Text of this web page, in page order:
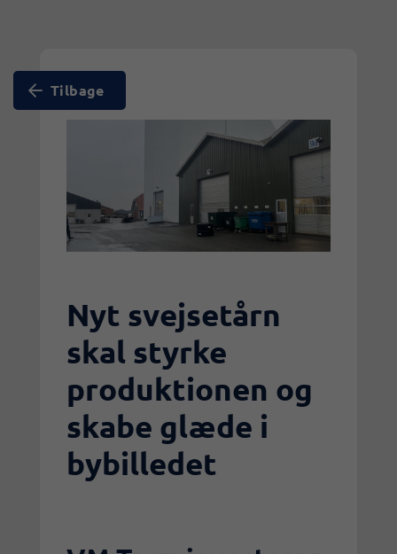
Tilbage
Nyt svejsetårn
skal styrke
produktionen og
skabe glæde i
bybilledet